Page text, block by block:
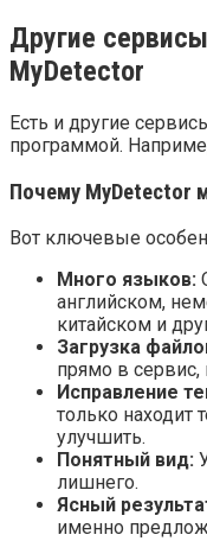
Другие
MyDetector
Есть и другие
программой.
Почему MyDetector
Вот ключевые
Много языков:
английском,
китайском и
Загрузка
прямо в сервис,
Исправление
только находит
улучшить.
Понятный вид:
лишнего.
Ясный
именно